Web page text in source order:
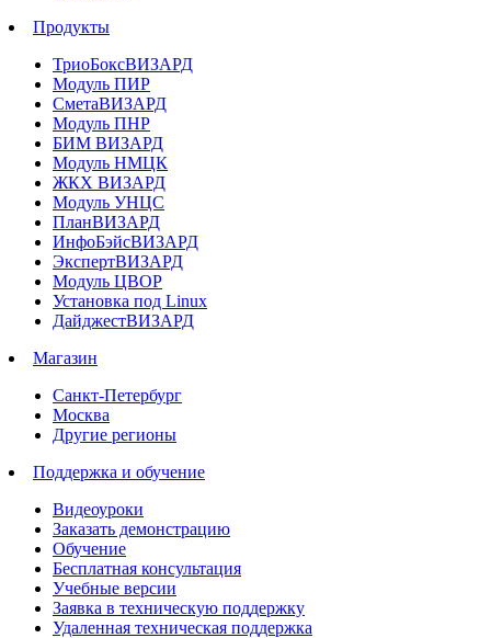
Продукты
ТриоБоксВИЗАРД
Модуль ПИР
СметаВИЗАРД
Модуль ПНР
БИМ ВИЗАРД
Модуль НМЦК
ЖКХ ВИЗАРД
Модуль УНЦС
ПланВИЗАРД
ИнфоБэйсВИЗАРД
ЭкспертВИЗАРД
Модуль ЦВОР
Установка под Linux
ДайджестВИЗАРД
Магазин
Санкт-Петербург
Москва
Другие регионы
Поддержка и обучение
Видеоуроки
Заказать демонстрацию
Обучение
Бесплатная консультация
Учебные версии
Заявка в техническую поддержку
Удаленная техническая поддержка